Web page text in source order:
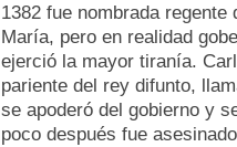
1382 fue nombrada
María, pero en realidad
ejerció la mayor tiranía.
pariente del rey difunto,
se apoderó del gobierno y
poco después fue